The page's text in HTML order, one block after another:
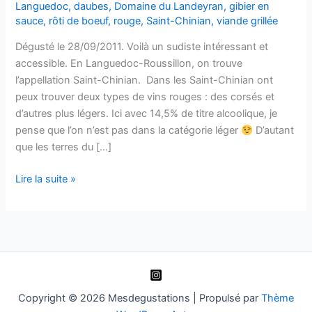
Languedoc,daubes, Domaine du Landeyran,gibier en
sauce, rôti de boeuf, rouge, Saint-Chinian,viande grillée
Dégusté le 28/09/2011. Voilà un sudiste intéressant et
accessible. En Languedoc-Roussillon, on trouve
l’appellation Saint-Chinian. Dans les Saint-Chinian ont
peux trouver deux types de vins rouges : des corsés et
d’autres plus légers. Ici avec 14,5% de titre alcoolique, je
pense que l’on n’est pas dans la catégorie léger
D’autant
que les terres du […]
Saint-
Domaine
Lire la suite »
Copyright © 2026 Mesdegustations | Propulsé par Thème